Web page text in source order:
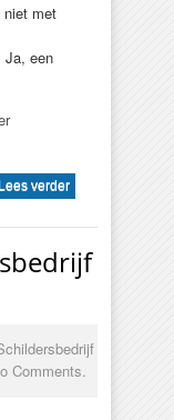
niet met
Ja, een
Lees verder
Comments.